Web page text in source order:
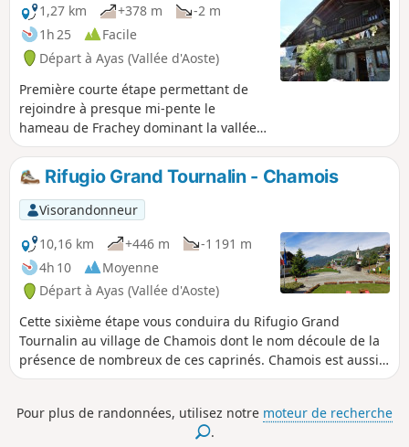
1,27 km
+378 m
-2 m
1h 25
Facile
Départ à Ayas (Vallée d'Aoste)
Première courte étape permettant de
rejoindre à presque mi-pente le
hameau de Frachey dominant la vallée
d'Ayas.
Rifugio Grand Tournalin - Chamois
Visorandonneur
10,16 km
+446 m
-1 191 m
4h 10
Moyenne
Départ à Ayas (Vallée d'Aoste)
Cette sixième étape vous conduira du Rifugio Grand
Tournalin au village de Chamois dont le nom découle de la
présence de nombreux de ces caprinés. Chamois est aussi
le seul village italien sans voiture. Le parcours passe le Col
Col des Fontaines vous proposera une superbe vue sur le
Cervinio. Il restera votre compagnon de descente jusqu'à
Pour plus de randonnées, utilisez notre moteur de recherche
.